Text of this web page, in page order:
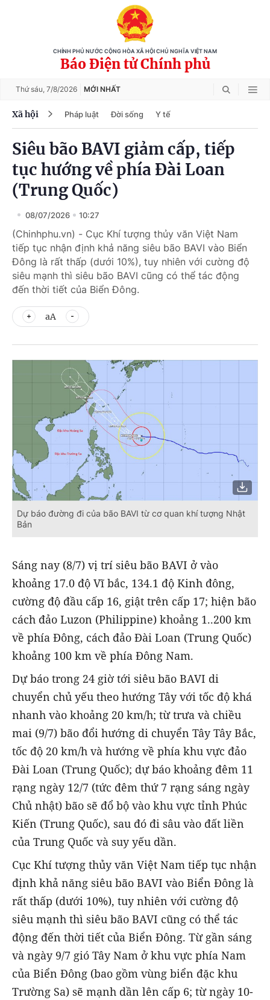
CHÍNH PHỦ NƯỚC CỘNG HÒA XÃ HỘI CHỦ NGHĨA VIỆT NAM
Báo Điện tử Chính phủ
Thứ sáu, 7/8/2026 MỚI NHẤT
Xã hội Pháp luật Đời sống Y tế
Siêu bão BAVI giảm cấp, tiếp
tục hướng về phía Đài Loan
(Trung Quốc)
08/07/2026 10:27
(Chinhphu.vn) - Cục Khí tượng thủy văn Việt Nam
tiếp tục nhận định khả năng siêu bão BAVI vào Biển
Đông là rất thấp (dưới 10%), tuy nhiên với cường độ
siêu mạnh thì siêu bão BAVI cũng có thể tác động
đến thời tiết của Biển Đông.
aA
Dự báo đường đi của bão BAVI từ cơ quan khí tượng Nhật
Bản
Sáng nay (8/7) vị trí siêu bão BAVI ở vào
khoảng 17.0 độ Vĩ bắc, 134.1 độ Kinh đông,
cường độ đầu cấp 16, giật trên cấp 17; hiện bão
cách đảo Luzon (Philippine) khoảng 1..200 km
về phía Đông, cách đảo Đài Loan (Trung Quốc)
khoảng 100 km về phía Đông Nam.
Dự báo trong 24 giờ tới siêu bão BAVI di
chuyển chủ yếu theo hướng Tây với tốc độ khá
nhanh vào khoảng 20 km/h; từ trưa và chiều
mai (9/7) bão đổi hướng di chuyển Tây Tây Bắc,
tốc độ 20 km/h và hướng về phía khu vực đảo
Đài Loan (Trung Quốc); dự báo khoảng đêm 11
rạng ngày 12/7 (tức đêm thứ 7 rạng sáng ngày
Chủ nhật) bão sẽ đổ bộ vào khu vực tỉnh Phúc
Kiến (Trung Quốc), sau đó đi sâu vào đất liền
của Trung Quốc và suy yếu dần.
Cục Khí tượng thủy văn Việt Nam tiếp tục nhận
định khả năng siêu bão BAVI vào Biển Đông là
rất thấp (dưới 10%), tuy nhiên với cường độ
siêu mạnh thì siêu bão BAVI cũng có thể tác
động đến thời tiết của Biển Đông. Từ gần sáng
và ngày 9/7 gió Tây Nam ở khu vực phía Nam
của Biển Đông (bao gồm vùng biển đặc khu
Trường Sa) sẽ mạnh dần lên cấp 6; từ ngày 10-